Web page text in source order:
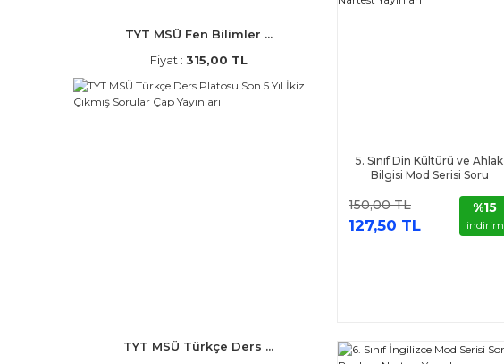
TYT MSÜ Fen Bilimler ...
Fiyat : 315,00 TL
TYT MSÜ Türkçe Ders ...
5. Sınıf Din Kültürü ve Ahlak
Bilgisi Mod Serisi Soru
150,00 TL
127,50 TL
%15
indirim